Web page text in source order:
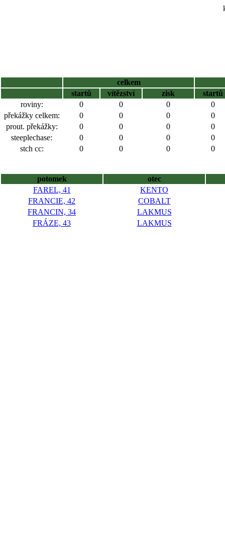
celkem
startů
vítězství zisk
startů
roviny:
0 0 0
0
překážky celkem:
0 0 0
0
prout. překážky:
0 0 0
0
steeplechase:
0 0 0
0
stch cc:
0 0 0 0
potomek
otec
FAREL, 41
KENTO
FRANCIE, 42
COBALT
FRANCIN, 34
LAKMUS
FRÁZE, 43
LAKMUS